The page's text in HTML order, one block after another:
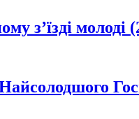
з’їзді молоді